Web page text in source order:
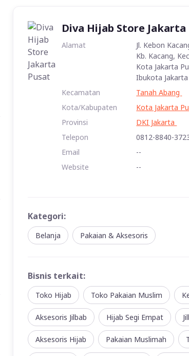
Diva Hijab Store Jakarta
Alamat
Jl. Kebon
Kb. Kacang,
Kota Jakarta
Ibukota
Kecamatan
Tanah Abang
Kota/Kabupaten
Kota Jakarta
Provinsi
DKI Jakarta
Telepon
0812-8840-
Email
--
Website
--
Kategori:
Belanja Pakaian & Aksesoris
Bisnis terkait:
Toko Hijab Toko Pakaian Muslim
Aksesoris Jilbab Hijab Segi Empat
Aksesoris Hijab Pakaian Muslimah